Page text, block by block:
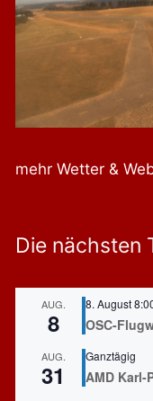
mehr Wetter &
Die nächsten
AUG.
8
8. August
OSC-
AUG.
31
Ganztägig
AMD